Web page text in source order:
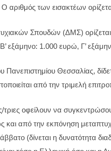
αριθμός των εισακτέων
Σπουδών (ΔΜΣ)
εξάμηνο: 1.000 ευρώ, Γ’
Πανεπιστημίου Θεσσαλίας,
από την τριμελή
οφείλουν να
από την εκπόνηση
(δίνεται η δυνατότητα